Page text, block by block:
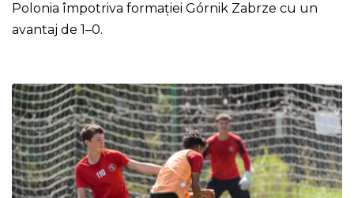
Polonia împotriva formației Górnik Zabrze cu un
avantaj de 1–0.